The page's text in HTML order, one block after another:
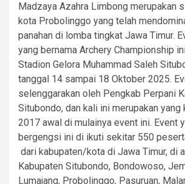
Madzaya Azahra Limbong merupakan
kota Probolinggo yang telah
panahan di lomba tingkat Jawa Timur.
yang bernama Archery Championship
Stadion Gelora Muhammad Saleh
tanggal 14 sampai 18 Oktober 2025.
selenggarakan oleh Pengkab Perpani
Situbondo, dan kali ini merupakan yang
2017 awal di mulainya event ini. Event
bergengsi ini di ikuti sekitar 550
dari kabupaten/kota di Jawa Timur, di
Kabupaten Situbondo, Bondowoso,
Lumajang, Probolinggo, Pasuruan,